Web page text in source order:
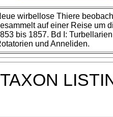
wirbellose Thiere
auf einer Reise um
bis 1857. Bd I:
und Anneliden.